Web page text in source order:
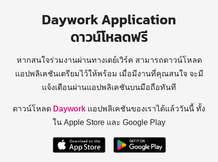
Daywork Application
ดาวน์โหลดฟรี
หากสนใจร่วมงานผ่านทางเดย์เวิร์ค สามารถดาวน์โหลด
แอปพลิเคชันเตรียมไว้ให้พร้อม เมื่อมีงานที่คุณสนใจ จะมี
แจ้งเตือนผ่านแอปพลิเคชันบนมือถือทันที
ดาวน์โหลด Daywork แอปพลิเคชันของเราได้แล้ววันนี้ ทั้ง
ใน Apple Store และ Google Play